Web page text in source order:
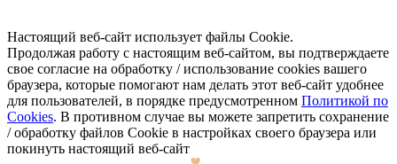
Настоящий веб-сайт использует файлы Cookie.
Продолжая работу с настоящим веб-сайтом, вы подтверждаете
свое согласие на обработку / использование cookies вашего
браузера, которые помогают нам делать этот веб-сайт удобнее
для пользователей, в порядке предусмотренном Политикой по
Cookies. В противном случае вы можете запретить сохранение
/ обработку файлов Cookie в настройках своего браузера или
покинуть настоящий веб-сайт